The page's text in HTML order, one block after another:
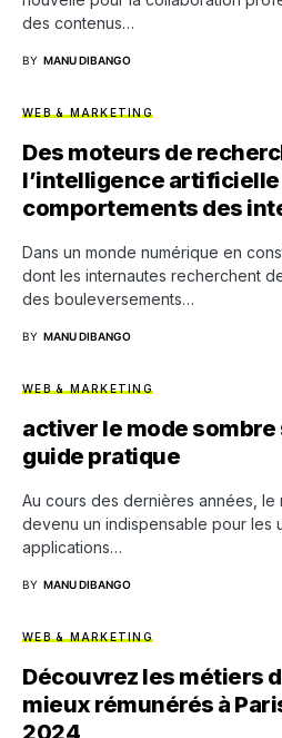
des contenus…
BY MANU DIBANGO
WEB & MARKETING
Des moteurs de
l’intelligence artificielle
comportements des
Dans un monde numérique en
dont les internautes recherchent
des bouleversements…
BY MANU DIBANGO
WEB & MARKETING
activer le mode sombre
guide pratique
Au cours des dernières années,
devenu un indispensable pour les
applications…
BY MANU DIBANGO
WEB & MARKETING
Découvrez les métiers
mieux rémunérés à
2024